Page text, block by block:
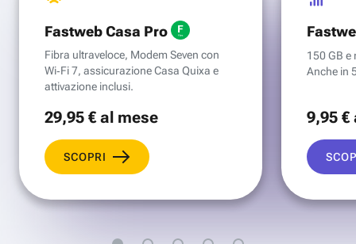
Fastweb Casa Pro
Fibra ultraveloce, Modem Seven con
Wi‑Fi 7, assicurazione Casa Quixa e
attivazione inclusi.
29,95 €al mese
SCOPRI
150 GB e
Anche in
9,95 €